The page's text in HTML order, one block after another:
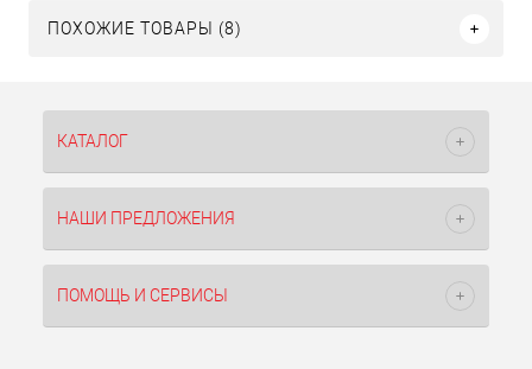
ПОХОЖИЕ ТОВАРЫ (8)
КАТАЛОГ
НАШИ ПРЕДЛОЖЕНИЯ
ПОМОЩЬ И СЕРВИСЫ